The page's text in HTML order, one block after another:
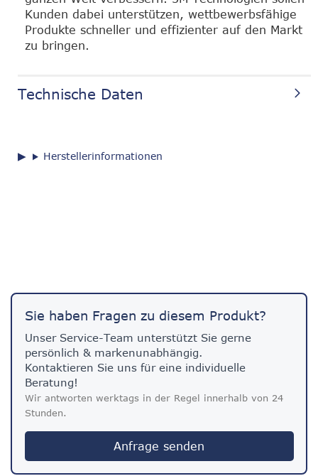
Kunden dabei unterstützen, wettbewerbsfähige
Produkte schneller und effizienter auf den Markt
zu bringen.
Technische Daten
Herstellerinformationen
Sie haben Fragen zu diesem Produkt?
Unser Service-Team unterstützt Sie gerne
persönlich & markenunabhängig.
Kontaktieren Sie uns für eine individuelle
Beratung!
Wir antworten werktags in der Regel innerhalb von 24
Stunden.
Anfrage senden